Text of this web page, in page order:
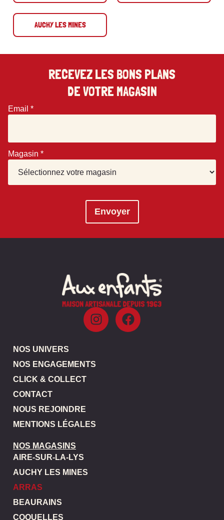
AUCHY LES MINES
RECEVEZ LES BONS PLANS
DE VOTRE MAGASIN
Email *
Magasin *
Envoyer
NOS UNIVERS
NOS ENGAGEMENTS
CLICK & COLLECT
CONTACT
NOUS REJOINDRE
MENTIONS LÉGALES
NOS MAGASINS
AIRE-SUR-LA-LYS
AUCHY LES MINES
ARRAS
BEAURAINS
COQUELLES